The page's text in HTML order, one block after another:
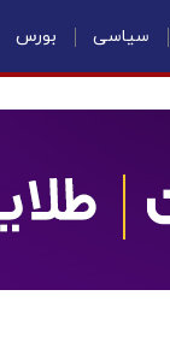
سیاسی بورس